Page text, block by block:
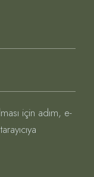
için adım, e-